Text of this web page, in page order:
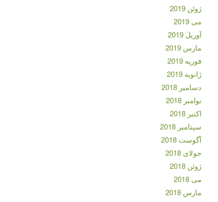
ژوئن 2019
می 2019
آوریل 2019
مارس 2019
فوریه 2019
ژانویه 2019
دسامبر 2018
نوامبر 2018
اکتبر 2018
سپتامبر 2018
آگوست 2018
جولای 2018
ژوئن 2018
می 2018
مارس 2018